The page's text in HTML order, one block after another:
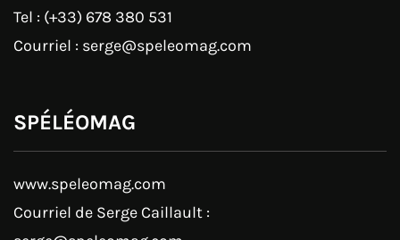
Tel : (+33) 678 380 531
Courriel : serge@speleomag.com
SPÉLÉOMAG
www.speleomag.com
Courriel de Serge Caillault :